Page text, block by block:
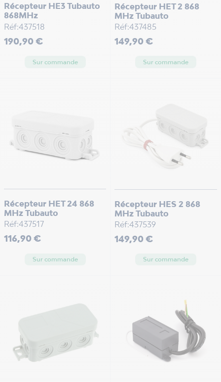
Récepteur HE3 Tubauto
868MHz
Réf:437518
Prix
190,90 €
Sur commande
Récepteur HET 2 868
MHz Tubauto
Réf:437485
Prix
149,90 €
Sur commande
Récepteur HET 24 868
MHz Tubauto
Réf:437517
Prix
116,90 €
Sur commande
Récepteur HES 2 868
MHz Tubauto
Réf:437539
Prix
149,90 €
Sur commande